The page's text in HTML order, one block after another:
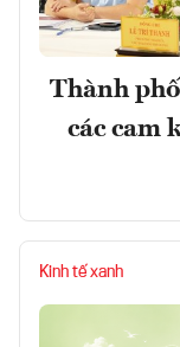
Thành
các cam
Kinh tế xanh